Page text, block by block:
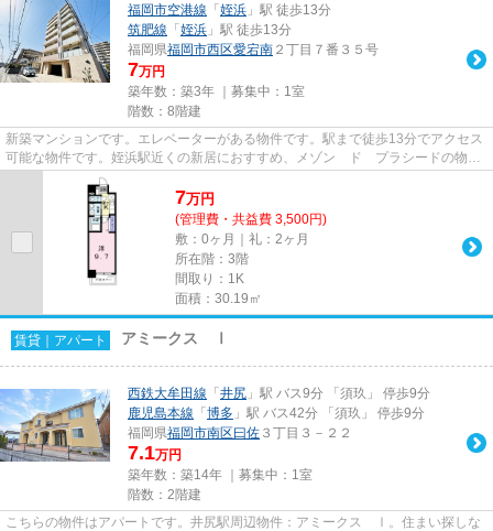
福岡市空港線 「 姪浜 」駅 徒歩13分
筑肥線 「 姪浜 」駅 徒歩13分
福岡県福岡市西区愛宕南 ２丁目７番３５号
7万円
築年数：築3年 ｜募集中： 1室
階数：8階建
新築マンションです。エレベーターがある物件です。駅まで徒歩13分でアクセス
可能な物件です。姪浜駅近くの新居におすすめ、メゾン ド プラシードの物件
情報。住まいは福岡市西区で...
7万円
(管理費・共益費 3,500円)
敷：0ヶ月｜礼：2ヶ月
所在階：3階
間取り：1K
面積：30.19㎡
賃貸｜アパート アミークス Ⅰ
西鉄大牟田線 「 井尻 」駅 バス9分 「須玖」 停歩9分
鹿児島本線 「 博多 」駅 バス42分 「須玖」 停歩9分
福岡県福岡市南区曰佐 ３丁目３－２２
7.1万円
築年数：築14年 ｜募集中： 1室
階数：2階建
こちらの物件はアパートです。井尻駅周辺物件：アミークス Ⅰ。住まい探しな